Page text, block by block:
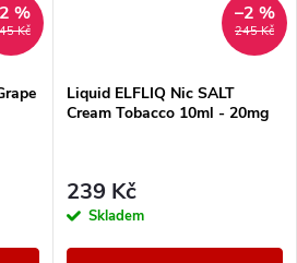
Kč
%
245 Kč
–2 %
Liquid ELFLIQ Nic SALT
Cream Tobacco 10ml - 20mg
239 Kč
Skladem